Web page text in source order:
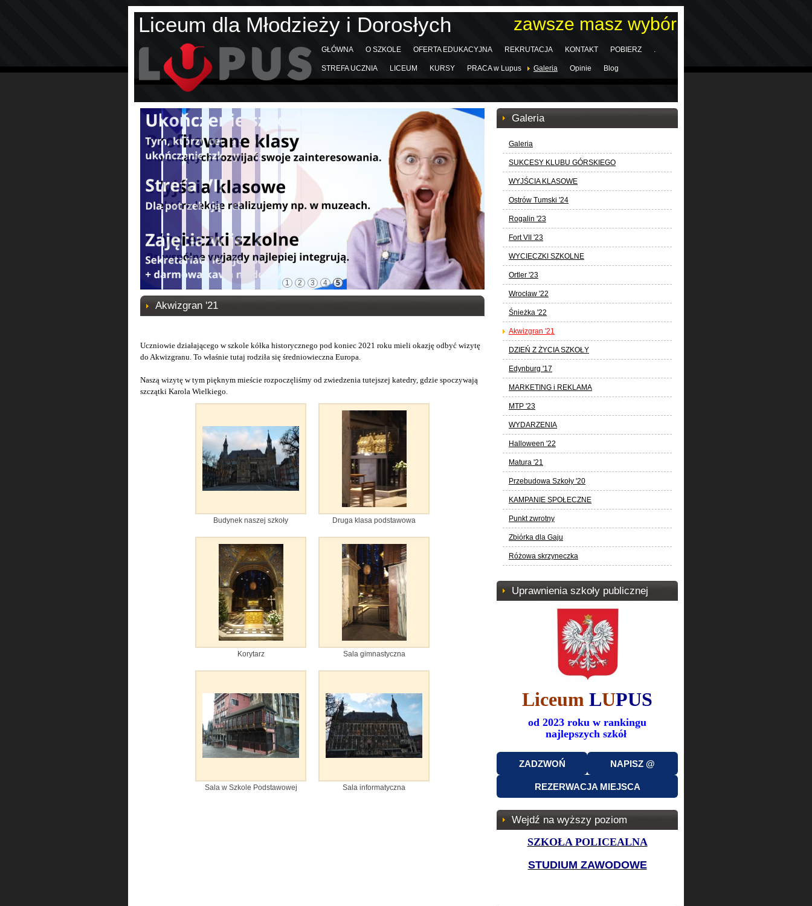
GŁÓWNA O SZKOLE OFERTA EDUKACYJNA REKRUTACJA KONTAKT POBIERZ .
STREFA UCZNIA LICEUM KURSY PRACA w Lupus Galeria Opinie Blog
Liceum dla Młodzieży i Dorosłych zawsze masz wybór
1 2 3 4 5
Akwizgran '21
Uczniowie działającego w szkole kółka historycznego pod koniec 2021 roku mieli okazję odbyć wizytę
do Akwizgranu. To właśnie tutaj rodziła się średniowieczna Europa.
Naszą wizytę w tym pięknym mieście rozpoczęliśmy od zwiedzenia tutejszej katedry, gdzie spoczywają
szczątki Karola Wielkiego.
Budynek naszej szkoły Druga klasa podstawowa
Korytarz Sala gimnastyczna
Sala w Szkole Podstawowej Sala informatyczna
Galeria
Galeria
SUKCESY KLUBU GÓRSKIEGO
WYJŚCIA KLASOWE
Ostrów Tumski '24
Rogalin '23
Fort VII '23
WYCIECZKI SZKOLNE
Ortler '23
Wrocław '22
Śnieżka '22
Akwizgran '21
DZIEŃ Z ŻYCIA SZKOŁY
Edynburg '17
MARKETING i REKLAMA
MTP '23
WYDARZENIA
Halloween '22
Matura '21
Przebudowa Szkoły '20
KAMPANIE SPOŁECZNE
Punkt zwrotny
Zbiórka dla Gaju
Różowa skrzyneczka
Uprawnienia szkoły publicznej
Liceum LUPUS
od 2023 roku w rankingu
najlepszych szkół
ZADZWOŃ NAPISZ @
REZERWACJA MIEJSCA
Wejdź na wyższy poziom
SZKOŁA POLICEALNA
STUDIUM ZAWODOWE